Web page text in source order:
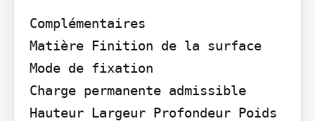
Complémentaires
Matière Finition de la surface
Mode de fixation
Charge permanente admissible
Hauteur Largeur Profondeur Poids